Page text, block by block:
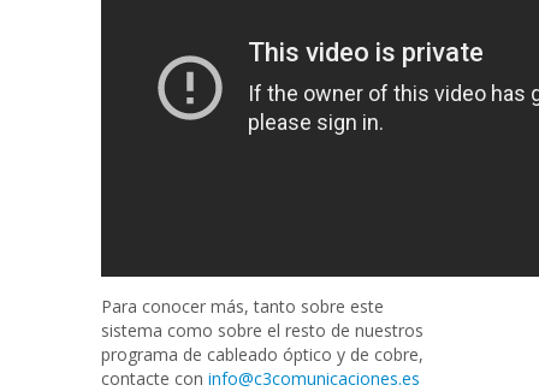
Para conocer más, tanto sobre este
sistema como sobre el resto de nuestros
programa de cableado óptico y de cobre,
contacte con info@c3comunicaciones.es